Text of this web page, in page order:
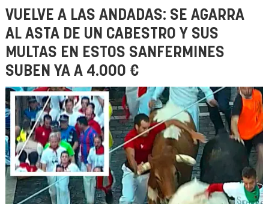
VUELVE A LAS ANDADAS: SE AGARRA
AL ASTA DE UN CABESTRO Y SUS
MULTAS EN ESTOS SANFERMINES
SUBEN YA A 4.000 €